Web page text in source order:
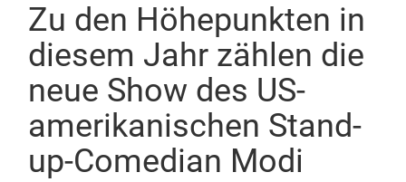
Zu den Höhepunkten in
diesem Jahr zählen die
neue Show des US-
amerikanischen Stand-
up-Comedian Modi